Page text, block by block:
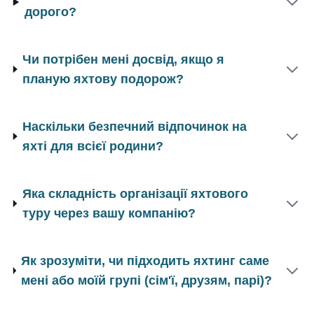
дорого?
Чи потрібен мені досвід, якщо я
планую яхтову подорож?
Наскільки безпечний відпочинок на
яхті для всієї родини?
Яка складність організації яхтового
туру через вашу компанію?
Як зрозуміти, чи підходить яхтинг саме
мені або моїй групі (сім'ї, друзям, парі)?